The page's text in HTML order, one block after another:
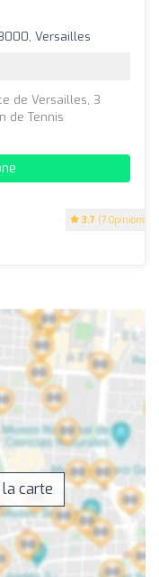
3.7 (7 Opinions)
Versailles
de Versailles, 3
de Tennis
carte